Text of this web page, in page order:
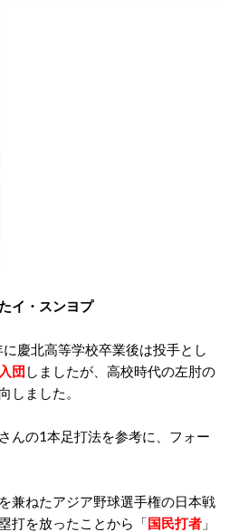
イ・スンヨプ
慶北高等学校卒業後は投手とし
団 しましたが、高校時代の左肘の
しました。
んの1本足打法を参考に、フォー
兼ねたアジア野球選手権の日本戦
打を放ったことから「国民打者 」